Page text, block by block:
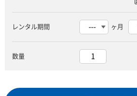
レンタル期間 ヶ月
数量